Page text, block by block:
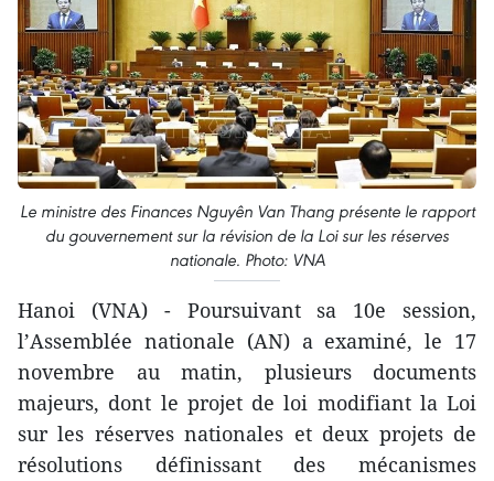
Le ministre des Finances Nguyên Van Thang présente le rapport
du gouvernement sur la révision de la Loi sur les réserves
nationale. Photo: VNA
Hanoi (VNA) - Poursuivant sa 10e session,
l’Assemblée nationale (AN) a examiné, le 17
novembre au matin, plusieurs documents
majeurs, dont le projet de loi modifiant la Loi
sur les réserves nationales et deux projets de
résolutions définissant des mécanismes